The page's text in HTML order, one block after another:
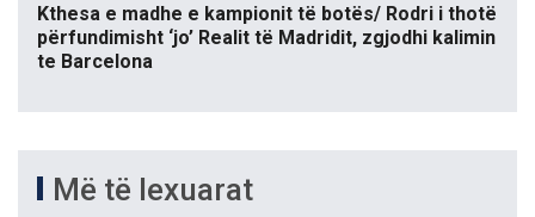
Kthesa e madhe e kampionit të botës/ Rodri i thotë
përfundimisht ‘jo’ Realit të Madridit, zgjodhi kalimin
te Barcelona
Më të lexuarat